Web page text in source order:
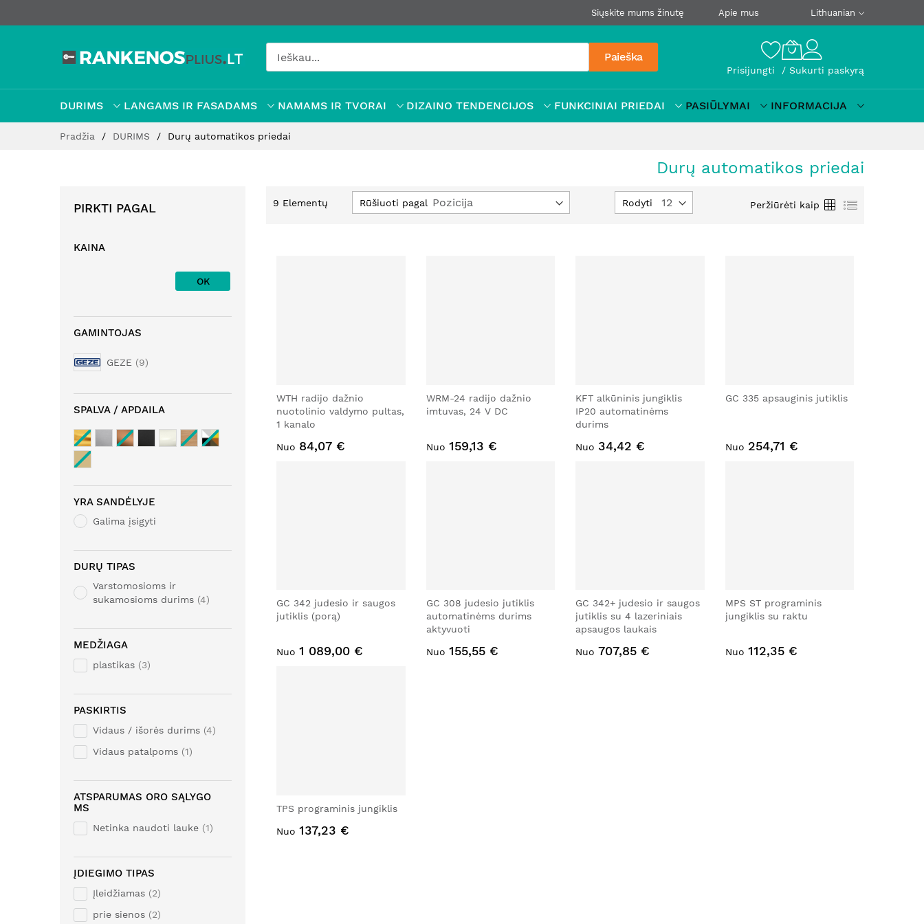
Siųskite mums žinutę Apie mus Lithuanian
Paieška
Prisijungti Sukurti paskyrą
DURIMS LANGAMS IR FASADAMS NAMAMS IR TVORAI DIZAINO TENDENCIJOS FUNKCINIAI PRIEDAI PASIŪLYMAI
INFORMACIJA
Pradžia DURIMS Durų automatikos priedai
Durų automatikos priedai
9 Elementų Rūšiuoti pagal Rodyti Peržiūrėti kaip
TinklelisSąrašas
WTH radijo dažnio
nuotolinio valdymo pultas,
1 kanalo
Nuo 84,07 €
WRM-24 radijo dažnio
imtuvas, 24 V DC
Nuo 159,13 €
KFT alkūninis jungiklis
IP20 automatinėms
durims
Nuo 34,42 €
GC 335 apsauginis jutiklis
Nuo 254,71 €
GC 342 judesio ir saugos
jutiklis (porą)
Nuo 1 089,00 €
GC 308 judesio jutiklis
automatinėms durims
aktyvuoti
Nuo 155,55 €
GC 342+ judesio ir saugos
jutiklis su 4 lazeriniais
apsaugos laukais
Nuo 707,85 €
MPS ST programinis
jungiklis su raktu
Nuo 112,35 €
TPS programinis jungiklis
Nuo 137,23 €
PIRKTI PAGAL
KAINA
OK
GAMINTOJAS
GEZE 9
SPALVA / APDAILA
YRA SANDĖLYJE
Galima įsigyti
DURŲ TIPAS
Varstomosioms ir
sukamosioms durims 4
MEDŽIAGA
plastikas 3
PASKIRTIS
Vidaus / išorės durims 4
Vidaus patalpoms
1
ATSPARUMAS ORO SĄLYGO
MS
Netinka naudoti lauke 1
ĮDIEGIMO TIPAS
Įleidžiamas
2
prie sienos
2